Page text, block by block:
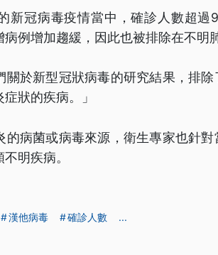
新冠病毒疫情當中，確診人數超
例增加趨緩，因此也被排除在不明
關於新型冠狀病毒的研究結果，排
狀的疾病。」
的病菌或病毒來源，衛生專家也針
明疾病。
漢他病毒 確診人數 ...